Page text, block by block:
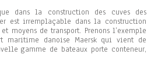
dans la construction des cuves des
est irremplaçable dans la construction
moyens de transport. Prenons l’exemple
maritime danoise Maersk qui vient de
gamme de bateaux porte conteneur,